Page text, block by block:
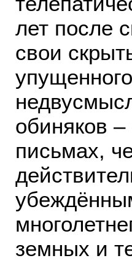
лет после
свои
обиняков
письмах,
земных и